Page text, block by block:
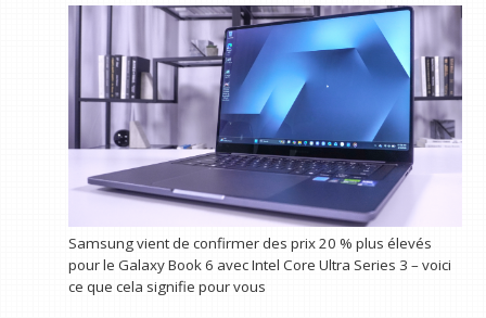
Samsung vient de confirmer des prix 20 % plus élevés
pour le Galaxy Book 6 avec Intel Core Ultra Series 3 – voici
ce que cela signifie pour vous